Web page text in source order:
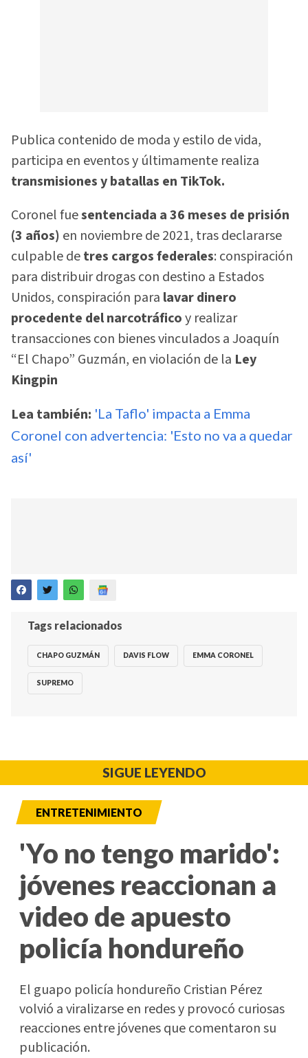
Publica contenido de moda y estilo de vida,
participa en eventos y últimamente realiza
transmisiones y batallas en TikTok.
Coronel fuesentenciada a 36 meses de prisión
(3 años) en noviembre de 2021, tras declararse
culpable detres cargos federales: conspiración
para distribuir drogas con destino a Estados
Unidos, conspiración para lavar dinero
procedente del narcotráficoy realizar
transacciones con bienes vinculados a Joaquín
“El Chapo” Guzmán, en violación de la Ley
Kingpin
Lea también: 'La Taflo' impacta a Emma
Coronel con advertencia: 'Esto no va a quedar
así'
Tags relacionados
CHAPO GUZMÁN DAVIS FLOW EMMA CORONEL
SUPREMO
SIGUE LEYENDO
ENTRETENIMIENTO
'Yo no tengo marido':
jóvenes reaccionan a
video de apuesto
policía hondureño
El guapo policía hondureño Cristian Pérez
volvió a viralizarse en redes y provocó curiosas
reacciones entre jóvenes que comentaron su
publicación.